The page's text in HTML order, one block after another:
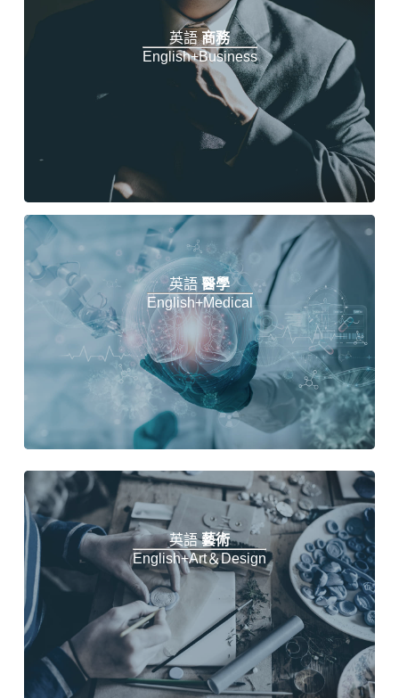
英語商務
English+Business
英語醫學
English+Medical
英語藝術
English+Art＆Design